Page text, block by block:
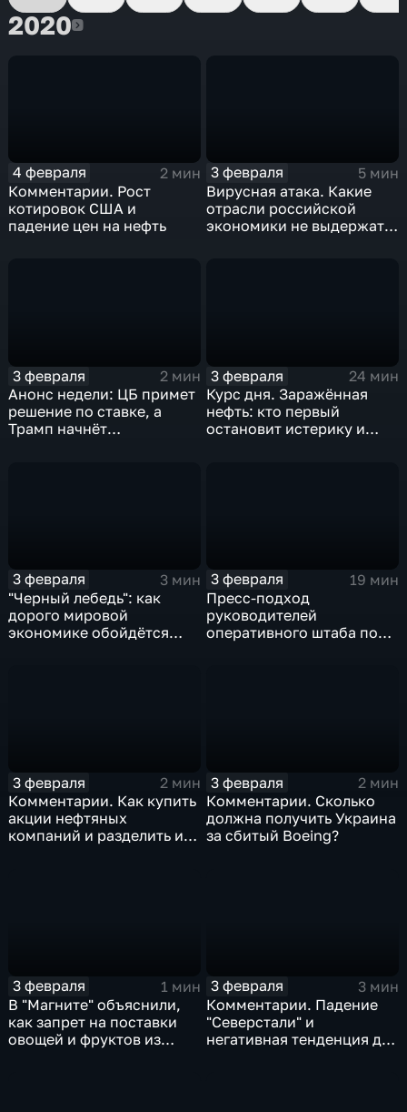
20202020
4 февраля
2 мин
Комментарии. Рост
котировок США и
падение цен на нефть
3 февраля
5 мин
Вирусная атака. Какие
отрасли российской
экономики не выдержат
3 февраля
2 мин
Анонс недели: ЦБ примет
решение по ставке, а
Трамп начнёт
3 февраля
24 мин
Курс дня. Заражённая
нефть: кто первый
остановит истерику и
3 февраля
3 мин
"Черный лебедь": как
дорого мировой
экономике обойдётся
3 февраля
19 мин
Пресс-подход
руководителей
оперативного штаба по
3 февраля
2 мин
Комментарии. Как купить
акции нефтяных
компаний и разделить их
3 февраля
2 мин
Комментарии. Сколько
должна получить Украина
за сбитый Boeing?
3 февраля
1 мин
В "Магните" объяснили,
как запрет на поставки
овощей и фруктов из
3 февраля
3 мин
Комментарии. Падение
"Северстали" и
негативная тенденция для